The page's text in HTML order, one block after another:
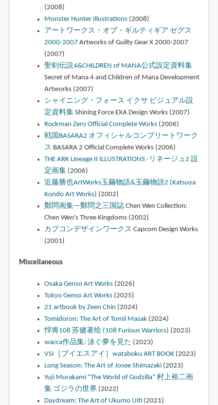
(2008)
Monster Hunter Illustrations(2008)
アートワークス・オブ・ギルティギア ゼグス
2000-2007 Artworks of Guilty Gear X 2000-2007
(2007)
聖剣伝説4&CHILDREN of MANA公式設定資料集
Secret of Mana 4 and Children of Mana Development
Artworks (2007)
シャイニング・フォース イクサ ビジュアル設
定資料集Shining Force EXA Design Works (2007)
Rockman Zero Official Complete Works(2006)
戦国BASARA2 オフィシャルコンプリートワーク
ス BASARA 2 Official Complete Works (2006)
THE ARK Lineage II ILLUSTRATIONS -リネージュ2 設
定画集(2006)
近藤勝也ArtWorks玉繭物語&玉繭物語2 (Katsuya
Kondo Art Works) (2002)
鄭問画集—鄭問之三国誌Chen Wen Collection:
Chen Wen's Three Kingdoms (2002)
カプコンデザインワークス Capcom Design Works
(2001)
Miscellaneous
Osaka Genso Art Works(2026)
Tokyo Genso Art Works(2025)
21 artbook by Zeen Chin (2024)
Tomidoron: The Art of Tomii Masak(2024)
悍将108 苏健著绘 (108 Furious Warriors) (2023)
wacca作品集: 泳ぐ夢を見た (2023)
VSI［ブイエスアイ］wataboku ART BOOK(2023)
Long Season: The Art of Josee Shimazaki(2023)
Yuji Murakami "The World of Godzilla" 村上裕二画
集 ゴジラの世界 (2022)
Daydream: The Art of Ukumo Uiti(2021)